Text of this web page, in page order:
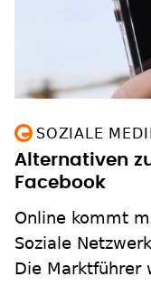
SOZIALE
Alternativen
Facebook
Online kommt
Soziale
Die Marktführer